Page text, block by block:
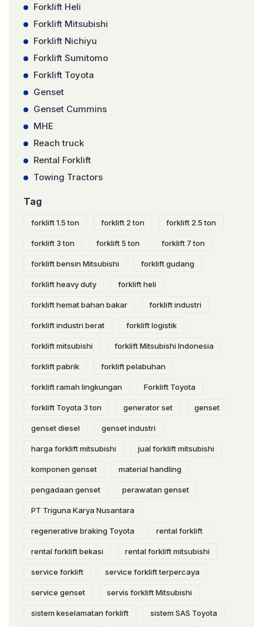
Forklift Heli
Forklift Mitsubishi
Forklift Nichiyu
Forklift Sumitomo
Forklift Toyota
Genset
Genset Cummins
MHE
Reach truck
Rental Forklift
Towing Tractors
Tag
forklift 1.5 ton forklift 2 ton forklift 2.5 ton
forklift 3 ton forklift 5 ton forklift 7 ton
forklift bensin Mitsubishi forklift gudang
forklift heavy duty forklift heli
forklift hemat bahan bakar forklift industri
forklift industri berat forklift logistik
forklift mitsubishi forklift Mitsubishi Indonesia
forklift pabrik forklift pelabuhan
forklift ramah lingkungan Forklift Toyota
forklift Toyota 3 ton generator set genset
genset diesel genset industri
harga forklift mitsubishi jual forklift mitsubishi
komponen genset material handling
pengadaan genset perawatan genset
PT Triguna Karya Nusantara
regenerative braking Toyota rental forklift
rental forklift bekasi rental forklift mitsubishi
service forklift service forklift terpercaya
service genset servis forklift Mitsubishi
sistem keselamatan forklift sistem SAS Toyota